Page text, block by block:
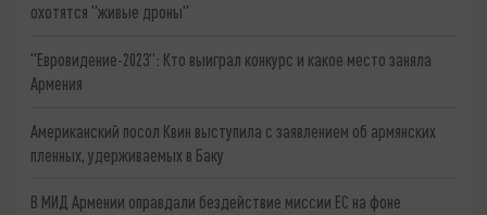
охотятся "живые дроны"
"Евровидение-2023": Кто выиграл конкурс и какое место заняла
Армения
Американский посол Квин выступила с заявлением об армянских
пленных, удерживаемых в Баку
В МИД Армении оправдали бездействие миссии ЕС на фоне